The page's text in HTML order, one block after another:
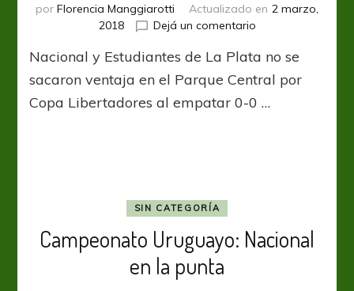
por Florencia Manggiarotti Actualizado en 2 marzo,
2018
Dejá un comentarioen
puntos
Nacional y Estudiantes de La Plata no se
sacaron ventaja en el Parque Central por
Copa Libertadores al empatar 0-0 …
SIN CATEGORÍA
Campeonato Uruguayo: Nacional
en la punta